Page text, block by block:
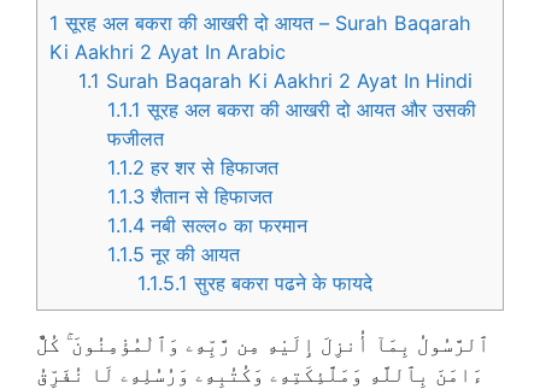
1 सूरह अल बकरा की आखरी दो आयत – Surah Baqarah
Ki Aakhri 2 Ayat In Arabic
1.1 Surah Baqarah Ki Aakhri 2 Ayat In Hindi
1.1.1 सूरह अल बकरा की आखरी दो आयत और उसकी
फजीलत
1.1.2 हर शर से हिफाजत
1.1.3 शैतान से हिफाजत
1.1.4 नबी सल्ल० का फरमान
1.1.5 नूर की आयत
1.1.5.1 सुरह बकरा पढने के फायदे
ٱلرَّسُولُ بِمَآ أُنزِلَ إِلَيْهِ مِن رَّبِّهِۦ وَٱلْمُؤْمِنُونَ ۚ كُلٌّ
ءَامَنَ بِٱللَّهِ وَمَلَٰٓئِكَتِهِۦ وَكُتُبِهِۦ وَرُسُلِهِۦ لَا نُفَرِّقُ